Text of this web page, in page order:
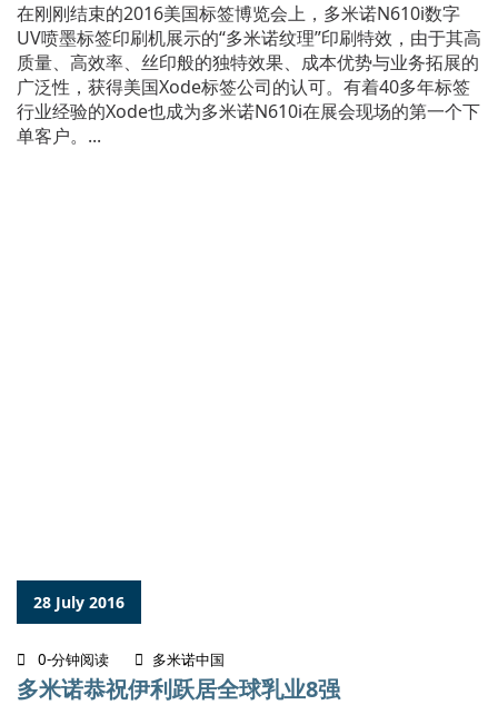
在刚刚结束的2016美国标签博览会上，多米诺N610i数字
UV喷墨标签印刷机展示的“多米诺纹理”印刷特效，由于其高
质量、高效率、丝印般的独特效果、成本优势与业务拓展的
广泛性，获得美国Xode标签公司的认可。有着40多年标签
行业经验的Xode也成为多米诺N610i在展会现场的第一个下
单客户。...
28 July 2016
0-分钟阅读 多米诺中国
多米诺恭祝伊利跃居全球乳业8强